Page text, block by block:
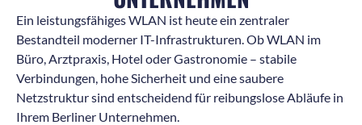
Ein leistungsfähiges WLAN ist heute ein zentraler
Bestandteil moderner IT-Infrastrukturen. Ob WLAN im
Büro, Arztpraxis, Hotel oder Gastronomie – stabile
Verbindungen, hohe Sicherheit und eine saubere
Netzstruktur sind entscheidend für reibungslose Abläufe in
Ihrem Berliner Unternehmen.